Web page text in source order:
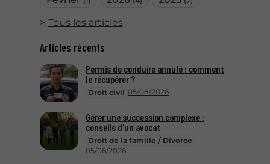
Tous les articles
Articles récents
Droit civil 05/08/2026
Permis de conduire annulé : comment
le récupérer ?
Droit de la famille / Divorce
05/06/2026
Gérer une succession complexe :
conseils d'un avocat